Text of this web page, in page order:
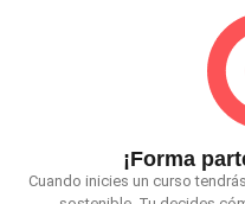
¡Forma
Cuando inicies un curso